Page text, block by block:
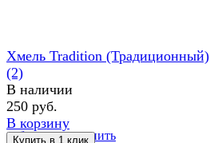
избранное сравнить
Хмель Tradition (Традиционный)
(2)
В наличии
250 руб.
В корзину